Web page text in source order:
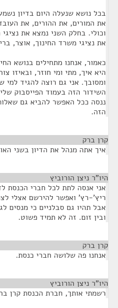
בכל נושא שנעלה היום בדיון
את המורים, את ההורים, את
וכולי. בחלק השני נמצא את
את נציגי משרד החינוך, אוצר,
כאמור, אנחנו מתחילים בנושא
היא איך, מתי ומי חוזר, ובאיזו
ומסובך. אני גם רוצה להגיד
השידור הזה בעמוד הפייסבוק
ננסה ככל האפשר להביא גם
הזה.
קרן ברק
איך אתה מנהל את הדיון בשני
היו"ר ניצן הורוביץ
אני אנסה לתת לכל חברי הכנסת
ריץ'-רץ' ואפשר להירשם אצלי
אבל תהיו גם סבלניים כי מנסים
ובין זום. זה לא תמיד פשוט.
קרן ברק
אנחנו פה שלושה חברי כנסת.
היו"ר ניצן הורוביץ
רשמתי אותך, חברת הכנסת קרן